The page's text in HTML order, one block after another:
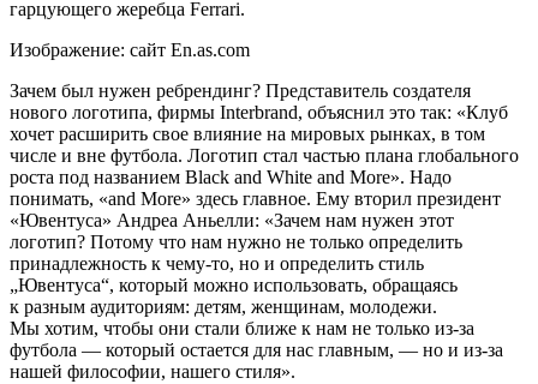
гарцующего жеребца Ferrari.
Изображение: сайт En.as.com
Зачем был нужен ребрендинг? Представитель создателя
нового логотипа, фирмы Interbrand, объяснил это так: «Клуб
хочет расширить свое влияние на мировых рынках, в том
числе и вне футбола. Логотип стал частью плана глобального
роста под названием Black and White and More». Надо
понимать, «and More» здесь главное. Ему вторил президент
«Ювентуса» Андреа Аньелли: «Зачем нам нужен этот
логотип? Потому что нам нужно не только определить
принадлежность к чему-то, но и определить стиль
„Ювентуса“, который можно использовать, обращаясь
к разным аудиториям: детям, женщинам, молодежи.
Мы хотим, чтобы они стали ближе к нам не только из-за
футбола — который остается для нас главным, — но и из-за
нашей философии, нашего стиля».